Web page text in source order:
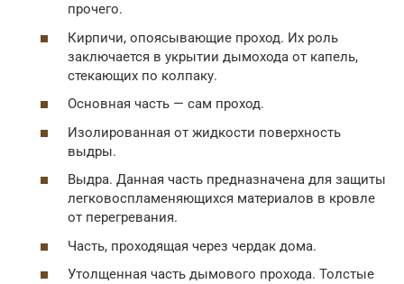
прочего.
Кирпичи, опоясывающие проход. Их роль
заключается в укрытии дымохода от капель,
стекающих по колпаку.
Основная часть — сам проход.
Изолированная от жидкости поверхность
выдры.
Выдра. Данная часть предназначена для защиты
легковоспламеняющихся материалов в кровле
от перегревания.
Часть, проходящая через чердак дома.
Утолщенная часть дымового прохода. Толстые